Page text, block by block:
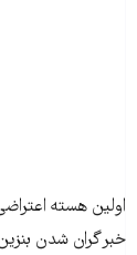
خبر گران شدن